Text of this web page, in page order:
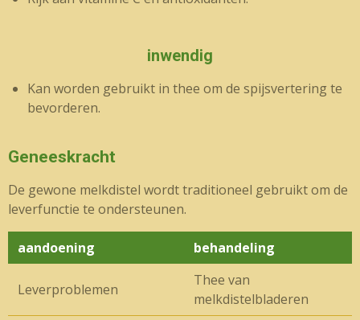
inwendig
Kan worden gebruikt in thee om de spijsvertering te
bevorderen.
Geneeskracht
De gewone melkdistel wordt traditioneel gebruikt om de
leverfunctie te ondersteunen.
aandoening behandeling
Leverproblemen
Thee van
melkdistelbladeren